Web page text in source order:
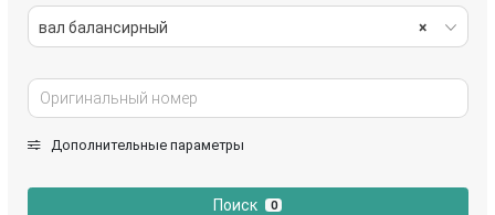
×
вал балансирный
Дополнительные параметры
Поиск 0